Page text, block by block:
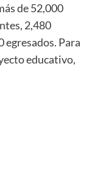
de 52,000
2,480
egresados. Para
educativo,